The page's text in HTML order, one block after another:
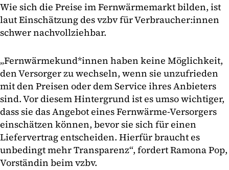
Wie sich die Preise im Fernwärmemarkt bilden, ist
laut Einschätzung des vzbv für Verbraucher:innen
schwer nachvollziehbar.
„Fernwärmekund*innen haben keine Möglichkeit,
den Versorger zu wechseln, wenn sie unzufrieden
mit den Preisen oder dem Service ihres Anbieters
sind. Vor diesem Hintergrund ist es umso wichtiger,
dass sie das Angebot eines Fernwärme-Versorgers
einschätzen können, bevor sie sich für einen
Liefervertrag entscheiden. Hierfür braucht es
unbedingt mehr Transparenz“, fordert Ramona Pop,
Vorständin beim vzbv.